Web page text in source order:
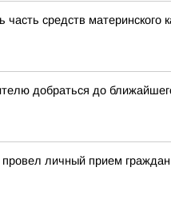
средств
добраться до
личный прием граждан